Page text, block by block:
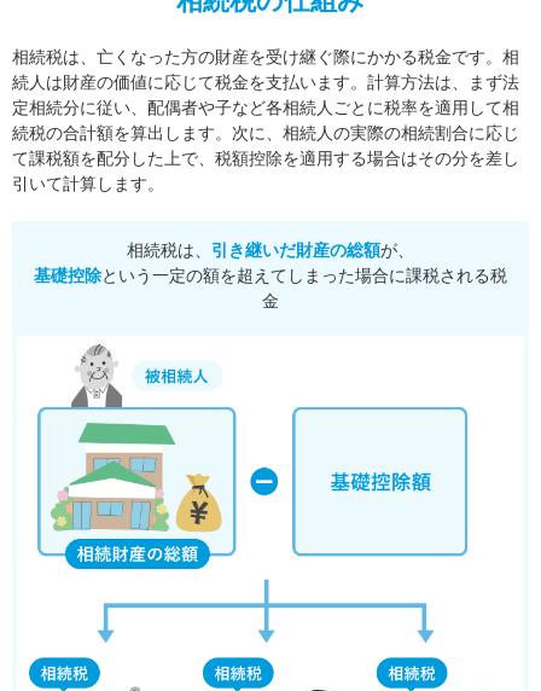
相続税は、亡くなった方の財産を受け継ぐ際にかかる税金です。相
続人は財産の価値に応じて税金を支払います。 計算方法は、まず法
定相続分に従い、配偶者や子など各相続人ごとに税率を適用して相
続税の合計額を算出します。 次に、相続人の実際の相続割合に応じ
て課税額を配分した上で、税額控除を適用する場合はその分を差し
引いて計算します。
相続税は、 引き継いだ財産の総額が、
基礎控除という一定の額を超えてしまった場合に課税される税
金